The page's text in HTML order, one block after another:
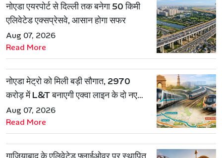
नोएडा एयरपोर्ट से दिल्ली तक बनेगा 50 किमी
एलिवेटेड एक्सप्रेसवे, आसान होगा सफर
Aug 07, 2026
Read More
नोएडा मेट्रो को मिली बड़ी सौगात, 2970
करोड़ में L&T बनाएगी एक्वा लाइन के दो नए
रूट
Aug 07, 2026
Read More